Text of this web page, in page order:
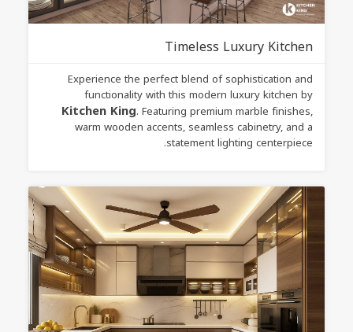
Timeless Luxury Kitchen
Experience the perfect blend of sophistication and
functionality with this modern luxury kitchen by
Kitchen King. Featuring premium marble finishes,
warm wooden accents, seamless cabinetry, and a
statement lighting centerpiece.